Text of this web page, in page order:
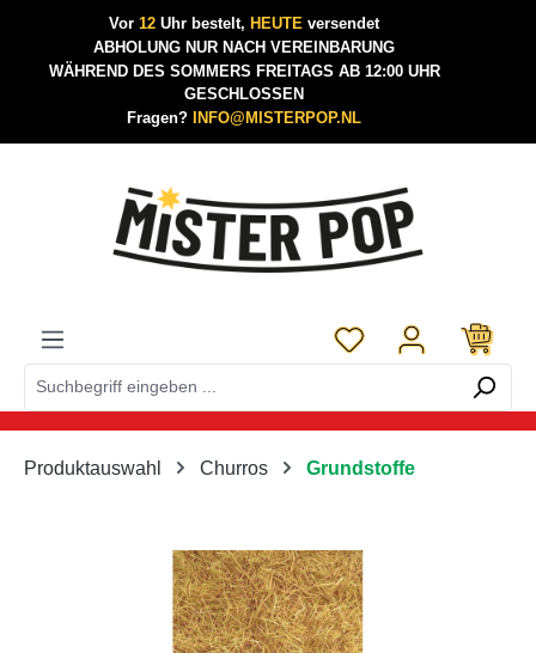
Zum Hauptinhalt springen
Vor 12 Uhr bestelt, HEUTE versendet
ABHOLUNG NUR NACH VEREINBARUNG
WÄHREND DES SOMMERS FREITAGS AB 12:00 UHR
GESCHLOSSEN
Fragen?
INFO@MISTERPOP.NL
Du hast 0 Produkte
Produktauswahl Churros Grundstoffe
Bildergalerie überspringen